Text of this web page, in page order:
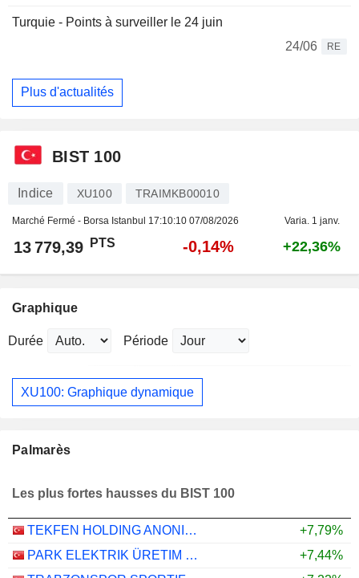
Turquie - Points à surveiller le 24 juin
24/06
RE
Plus d'actualités
BIST 100
Indice XU100 TRAIMKB00010
Marché Fermé - Borsa Istanbul 17:10:10 07/08/2026 Varia. 1 janv.
13 779,39 PTS -0,14% +22,36%
Graphique
Durée Période
XU100: Graphique dynamique
Palmarès
Les plus fortes hausses du BIST 100
TEKFEN HOLDING ANONIM SIRKETI
+7,79%
PARK ELEKTRIK ÜRETIM MADENCILIK SANAYI VE TICARET
+7,44%